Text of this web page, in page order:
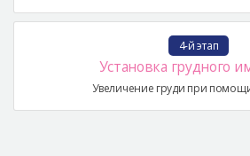
4-й этап
Установка грудного
Увеличение груди при